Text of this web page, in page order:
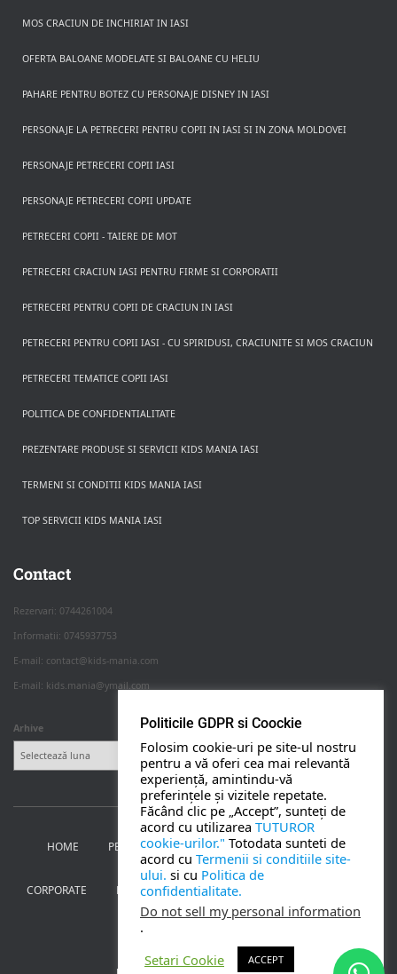
MOS CRACIUN DE INCHIRIAT IN IASI
OFERTA BALOANE MODELATE SI BALOANE CU HELIU
PAHARE PENTRU BOTEZ CU PERSONAJE DISNEY IN IASI
PERSONAJE LA PETRECERI PENTRU COPII IN IASI SI IN ZONA MOLDOVEI
PERSONAJE PETRECERI COPII IASI
PERSONAJE PETRECERI COPII UPDATE
PETRECERI COPII - TAIERE DE MOT
PETRECERI CRACIUN IASI PENTRU FIRME SI CORPORATII
PETRECERI PENTRU COPII DE CRACIUN IN IASI
PETRECERI PENTRU COPII IASI - CU SPIRIDUSI, CRACIUNITE SI MOS CRACIUN
PETRECERI TEMATICE COPII IASI
POLITICA DE CONFIDENTIALITATE
PREZENTARE PRODUSE SI SERVICII KIDS MANIA IASI
TERMENI SI CONDITII KIDS MANIA IASI
TOP SERVICII KIDS MANIA IASI
Contact
Rezervari: 0744261004
Informatii: 0745937753
E-mail: contact@kids-mania.com
E-mail: kids.mania@ymail.com
Arhive
HOME PETRECERI PENTRU COPII NUNTA SI BOTEZ
CORPORATE BANCHETE MOȚ
Politicile GDPR si Coockie
Folosim cookie-uri pe site-ul nostru
pentru a vă oferi cea mai relevantă
experiență, amintindu-vă
preferințele și vizitele repetate.
Făcând clic pe „Accept”, sunteți de
acord cu utilizarea TUTUROR
cookie-urilor." Totodata sunteti de
acord cu Termenii si conditiile site-
ului. si cu Politica de
confidentialitate.
Do not sell my personal information
.
Setari Cookie
ACCEPT
Apasa pe o categorie ca sa vezi serviciile.
PETRECERI COPII
NUNTA
BANCHETE
CORPORATE
TOATE SERVICIILE